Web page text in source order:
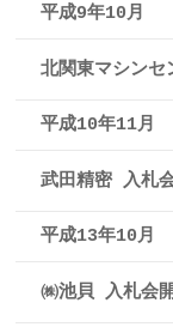
平成9年10月
北関東マシンセ
平成10年11月
武田精密 入札会
平成13年10月
㈱池貝 入札会開